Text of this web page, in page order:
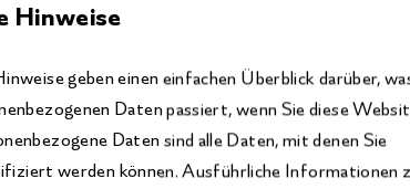
Hinweise
geben einen einfachen Überblick darüber,
Daten passiert, wenn Sie diese
Daten sind alle Daten, mit denen Sie
werden können. Ausführliche Informationen